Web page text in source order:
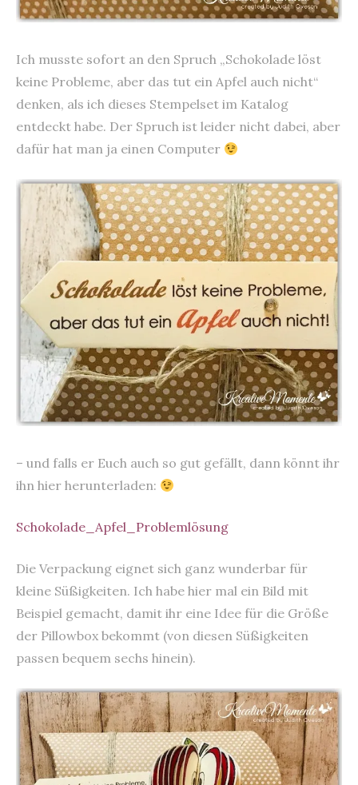
Ich musste sofort an den Spruch „Schokolade löst
keine Probleme, aber das tut ein Apfel auch nicht“
denken, als ich dieses Stempelset im Katalog
entdeckt habe. Der Spruch ist leider nicht dabei, aber
dafür hat man ja einen Computer
– und falls er Euch auch so gut gefällt, dann könnt ihr
ihn hier herunterladen:
Schokolade_Apfel_Problemlösung
Die Verpackung eignet sich ganz wunderbar für
kleine Süßigkeiten. Ich habe hier mal ein Bild mit
Beispiel gemacht, damit ihr eine Idee für die Größe
der Pillowbox bekommt (von diesen Süßigkeiten
passen bequem sechs hinein).